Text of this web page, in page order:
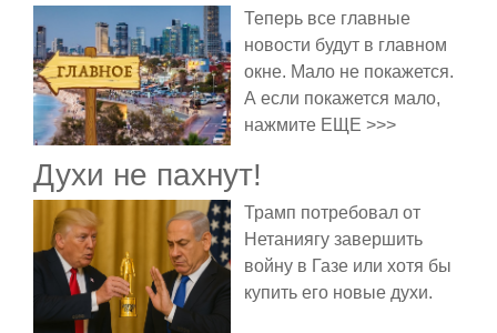
Теперь все главные
новости будут в главном
окне. Мало не покажется.
А если покажется мало,
нажмите ЕЩЕ >>>
Духи не пахнут!
Трамп потребовал от
Нетаниягу завершить
войну в Газе или хотя бы
купить его новые духи.